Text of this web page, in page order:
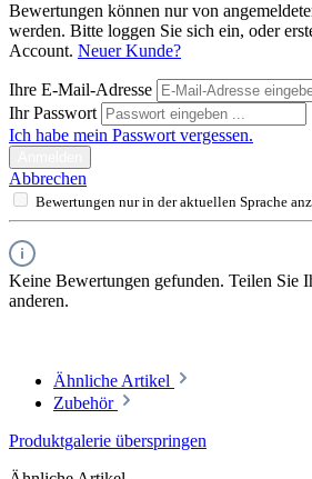
Bewertungen können nur von
werden. Bitte loggen Sie sich ein, oder
Account. Neuer Kunde?
Ihre E-Mail-Adresse
Ihr Passwort
Ich habe mein Passwort vergessen.
Abbrechen
Bewertungen nur in der aktuellen Sprache
Keine Bewertungen gefunden. Teilen Sie
anderen.
Ähnliche Artikel
Zubehör
Produktgalerie überspringen